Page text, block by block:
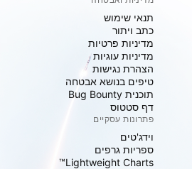
תנאי שימוש
כתב ויתור
מדיניות פרטיות
מדיניות עוגיות
הצהרת נגישות
טיפים בנושא אבטחה
תוכנית Bug Bounty
דף סטטוס
פתרונות עסקיים
וידג'טים
ספריות גרפים
Lightweight Charts™